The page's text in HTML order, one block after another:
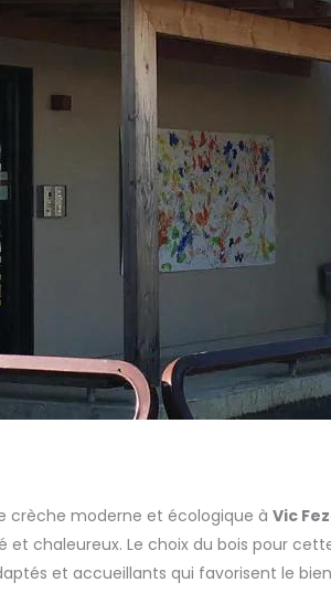
crèche moderne et écologique à Vic
chaleureux. Le choix du bois pour
et accueillants qui favorisent le